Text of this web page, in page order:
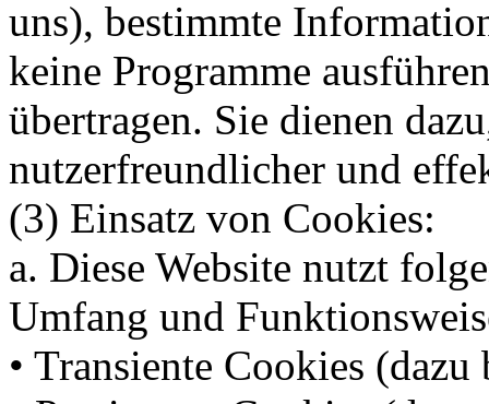
uns), bestimmte
keine Programme
übertragen. Sie dienen
nutzerfreundlicher und
(3) Einsatz von Cookies:
a. Diese Website nutzt
Umfang und
• Transiente Cookies (dazu